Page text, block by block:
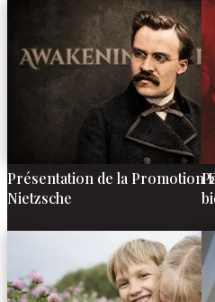
Présentation de la Promotion
Nietzsche